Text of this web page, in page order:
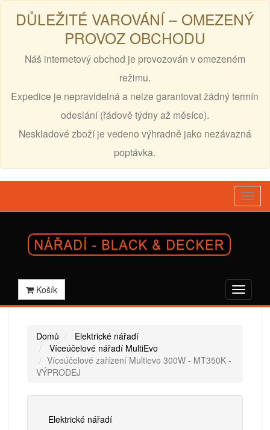
DŮLEŽITÉ VAROVÁNÍ – OMEZENÝ
PROVOZ OBCHODU
Náš internetový obchod je provozován v omezeném
režimu.
Expedice je nepravidelná a nelze garantovat žádný termín
odeslání (řádově týdny až měsíce).
Neskladové zboží je vedeno výhradně jako nezávazná
poptávka.
Košík
Domů
Elektrické nářadí
Víceúčelové nářadí MultiEvo
Víceúčelové zařízení Multievo 300W - MT350K -
VÝPRODEJ
Elektrické nářadí